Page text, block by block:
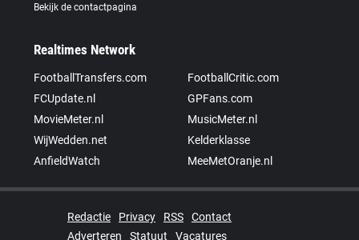
Bekijk de contactpagina
Realtimes Network
FootballTransfers.com
FootballCritic.com
FCUpdate.nl
GPFans.com
MovieMeter.nl
MusicMeter.nl
WijWedden.net
Kelderklasse
AnfieldWatch
MeeMetOranje.nl
Redactie Privacy RSS
Contact
Adverteren
Statuut Vacatures